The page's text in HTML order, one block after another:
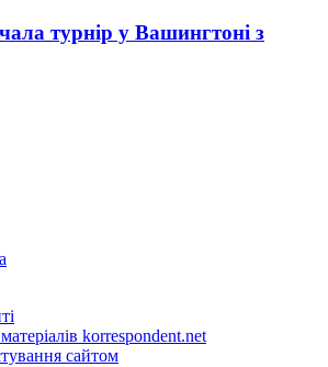
турнір у Вашингтоні з
korrespondent.net
сайтом